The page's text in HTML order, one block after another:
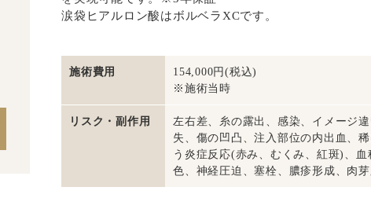
涙袋ヒアルロン酸はボルベラXCです。
施術費用
154,000円(税込)
※施術当時
リスク・副作用
左右差、糸の露出、感染、イメージ
失、傷の凹凸、注入部位の内出血、
う炎症反応(赤み、むくみ、紅斑)、
色、神経圧迫、塞栓、膿疹形成、肉